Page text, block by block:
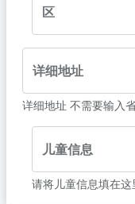
区
详细地址
详细地址 不需要输入
儿童信息
请将儿童信息填在